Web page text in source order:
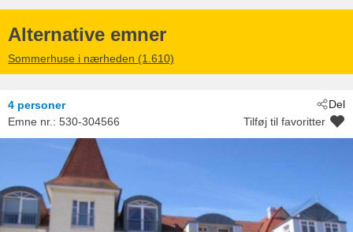
Alternative emner
Sommerhuse i nærheden (1.610)
Del
4 personer
Emne nr.: 530-304566 Tilføj til favoritter